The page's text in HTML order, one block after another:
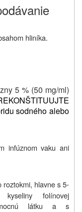
hliníka.
5 % (50 mg/ml)
sodného alebo
infúznom vaku ani
roztokmi, hlavne s 5-
folínovej
látku a s